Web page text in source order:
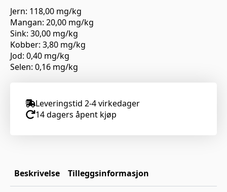
Jern: 118,00 mg/kg
Mangan: 20,00 mg/kg
Sink: 30,00 mg/kg
Kobber: 3,80 mg/kg
Jod: 0,40 mg/kg
Selen: 0,16 mg/kg
Leveringstid 2-4 virkedager
14 dagers åpent kjøp
Beskrivelse Tilleggsinformasjon